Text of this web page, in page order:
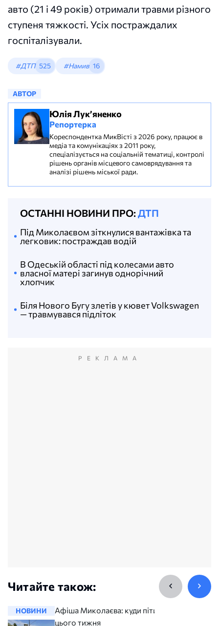
авто (21 і 49 років) отримали травми різного
ступеня тяжкості. Усіх постраждалих
госпіталізували.
#ДТП 525 #Намив 16
АВТОР
Юлія Лук’яненко
Репортерка
Кореспондентка МикВісті з 2026 року, працює в
медіа та комунікаціях з 2011 року,
спеціалізується на соціальній тематиці, контролі
рішень органів місцевого самоврядування та
аналізі рішень міської ради.
ОСТАННІ НОВИНИ ПРО:ДТП
Біля Нового Бугу злетів у кювет Volkswagen
— травмувався підліток
В Одеській області під колесами авто
власної матері загинув однорічний
хлопчик
Під Миколаєвом зіткнулися вантажівка та
легковик: постраждав водій
РЕКЛАМА
Читайте також:
НОВИНИ
Афіша Миколаєва: куди піти
цього тижня